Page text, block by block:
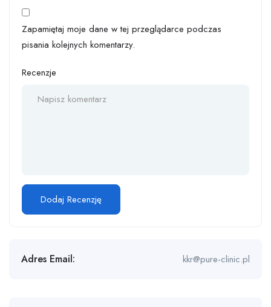
Zapamiętaj moje dane w tej przeglądarce podczas
pisania kolejnych komentarzy.
Recenzje
Adres Email: kkr@pure-clinic.pl